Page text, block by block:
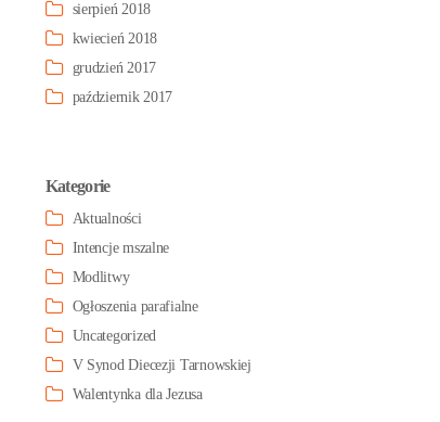
sierpień 2018
kwiecień 2018
grudzień 2017
październik 2017
Kategorie
Aktualności
Intencje mszalne
Modlitwy
Ogłoszenia parafialne
Uncategorized
V Synod Diecezji Tarnowskiej
Walentynka dla Jezusa